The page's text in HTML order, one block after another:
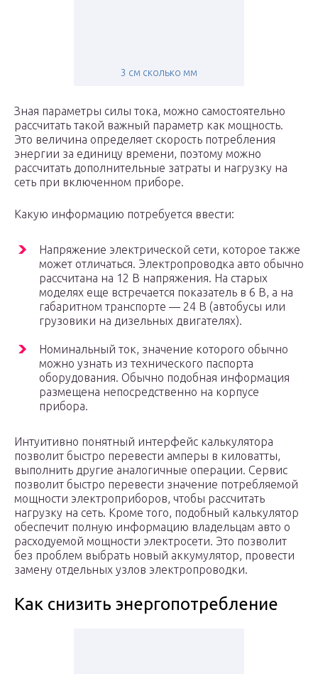
3 см сколько мм
Зная параметры силы тока, можно самостоятельно
рассчитать такой важный параметр как мощность.
Это величина определяет скорость потребления
энергии за единицу времени, поэтому можно
рассчитать дополнительные затраты и нагрузку на
сеть при включенном приборе.
Какую информацию потребуется ввести:
Напряжение электрической сети, которое также
может отличаться. Электропроводка авто обычно
рассчитана на 12 В напряжения. На старых
моделях еще встречается показатель в 6 В, а на
габаритном транспорте — 24 В (автобусы или
грузовики на дизельных двигателях).
Номинальный ток, значение которого обычно
можно узнать из технического паспорта
оборудования. Обычно подобная информация
размещена непосредственно на корпусе
прибора.
Интуитивно понятный интерфейс калькулятора
позволит быстро перевести амперы в киловатты,
выполнить другие аналогичные операции. Сервис
позволит быстро перевести значение потребляемой
мощности электроприборов, чтобы рассчитать
нагрузку на сеть. Кроме того, подобный калькулятор
обеспечит полную информацию владельцам авто о
расходуемой мощности электросети. Это позволит
без проблем выбрать новый аккумулятор, провести
замену отдельных узлов электропроводки.
Как снизить энергопотребление